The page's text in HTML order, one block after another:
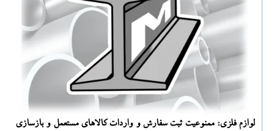
لوازم فلزی: ممنوعیت ثبت سفارش و واردات كالاهای مستعمل و بازسازی